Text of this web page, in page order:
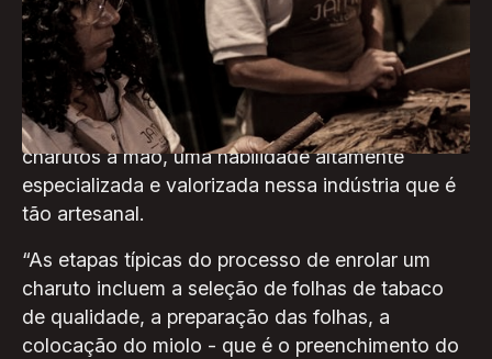
Curitiba para um evento exclusivo e inédito, que
acontece no próximo dia 30 de maio, na Bulldog
Tabacaria. Na ocasião, os participantes poderão
acompanhar o trabalho de uma "torcedora de
charutos". Ou seja, uma pessoa que enrola
charutos à mão, uma habilidade altamente
especializada e valorizada nessa indústria que é
tão artesanal.
“As etapas típicas do processo de enrolar um
charuto incluem a seleção de folhas de tabaco
de qualidade, a preparação das folhas, a
colocação do miolo - que é o preenchimento do